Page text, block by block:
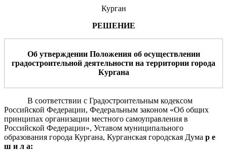
Курган
РЕШЕНИЕ
Об утверждении Положения об осуществлении
градостроительной деятельности на территории города
Кургана
В соответствии с Градостроительным кодексом
Российской Федерации, Федеральным законом «Об общих
принципах организации местного самоуправления в
Российской Федерации», Уставом муниципального
образования города Кургана, Курганская городская Дума р е
ш и л а: